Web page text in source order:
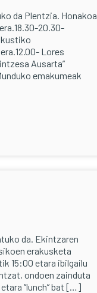
da Plentzia. Honakoa
20.30-
Lores
Ausarta”
emakumeak
da. Ekintzaren
erakusketa
15:00 etara ibilgailu
ondoen zainduta
“lunch” bat […]